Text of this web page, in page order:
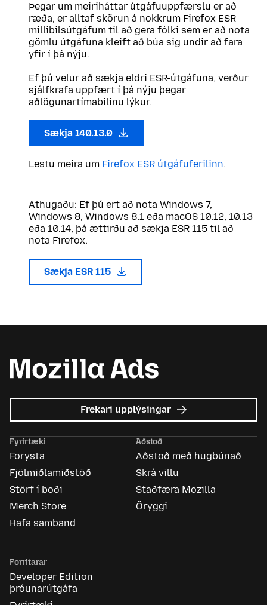
Þegar um meiriháttar útgáfuuppfærslu er að
ræða, er alltaf skörun á nokkrum Firefox ESR
millibilsútgáfum til að gera fólki sem er að nota
gömlu útgáfuna kleift að búa sig undir að fara
yfir í þá nýju.
Ef þú velur að sækja eldri ESR-útgáfuna, verður
sjálfkrafa uppfært í þá nýju þegar
aðlögunartímabilinu lýkur.
Sækja 140.13.0
Lestu meira um Firefox ESR útgáfuferilinn.
Athugaðu: Ef þú ert að nota Windows 7,
Windows 8, Windows 8.1 eða macOS 10.12, 10.13
eða 10.14, þá ættirðu að sækja ESR 115 til að
nota Firefox.
Sækja ESR 115
Frekari upplýsingar um
Mozilla
Fyrirtæki
Forysta
Fjölmiðlamiðstöð
Störf í boði
Merch Store
Hafa samband
Aðstoð
Aðstoð með hugbúnað
Skrá villu
Staðfæra Mozilla
Öryggi
Forritarar
Developer Edition
þróunarútgáfa